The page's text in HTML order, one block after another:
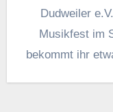
Dudweiler
Musikfest im
bekommt ihr